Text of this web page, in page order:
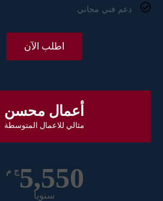
دعم فني مجاني
اطلب الآن
أعمال محسن
مثالي للاعمال المتوسطة
ج م5,550
سنويا